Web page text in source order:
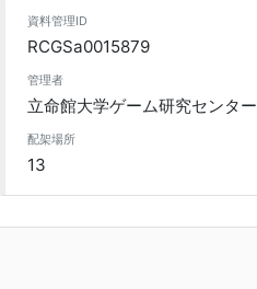
資料管理ID
RCGSa0015879
管理者
立命館大学ゲーム研究センター
配架場所
13